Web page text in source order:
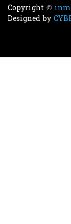
Copyright ©
Designed by